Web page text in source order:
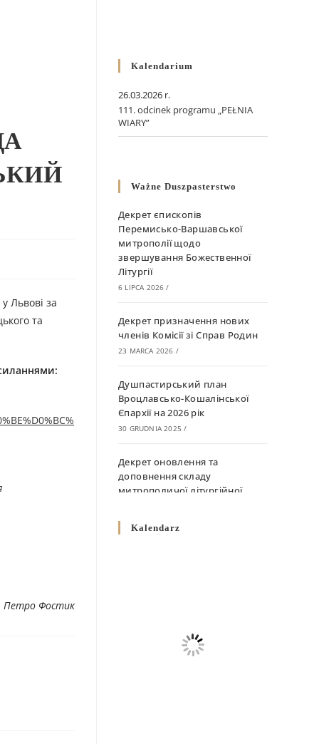
Львові за
та
и:
Петро Фостик
Kalendarium
26.03.2026 r.
111. odcinek programu „PEŁNIA
WIARY”
Ważne Duszpasterstwo
Декрет єпископів
Перемисько-Варшавської
митрополії щодо
звершування Божественної
Літургії
6 LIPCA 2026 /
Декрет призначення нових
членів Комісії зі Справ Родин
23 MARCA 2026 /
Душпастирський план
Вроцлавсько-Кошалінської
Єпархії на 2026 рік
30 GRUDNIA 2025 /
Декрет оновлення та
доповнення складу
митрополичої літургійної
10 GRUDNIA 2025
Декрет про відзначення
Великодня і всіх рухомих
Kalendarz